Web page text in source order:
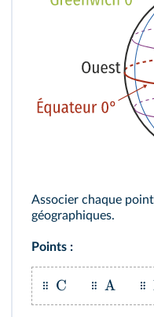
Associer chaque
géographiques.
Points :
C A